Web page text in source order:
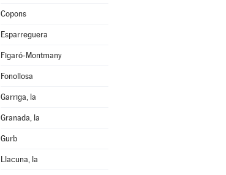
Copons
Esparreguera
Figaró-Montmany
Fonollosa
Garriga, la
Granada, la
Gurb
Llacuna, la